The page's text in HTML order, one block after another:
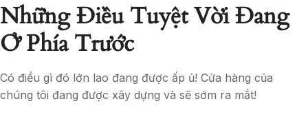
Những Điều Tuyệt Vời Đang
Ở Phía Trước
Có điều gì đó lớn lao đang được ấp ủ! Cửa hàng của
chúng tôi đang được xây dựng và sẽ sớm ra mắt!